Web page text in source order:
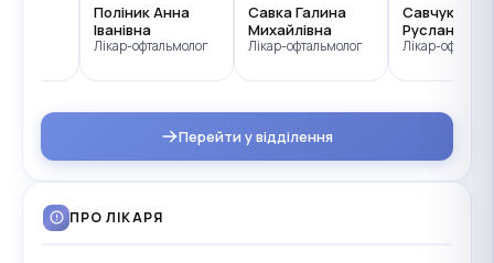
Поліник Анна
Іванівна
Лікар-офтальмолог
Савка Галина
Михайлівна
Лікар-офтальмолог
Савчук
Русланівна
Лікар-
Перейти у відділення
ПРО ЛІКАРЯ